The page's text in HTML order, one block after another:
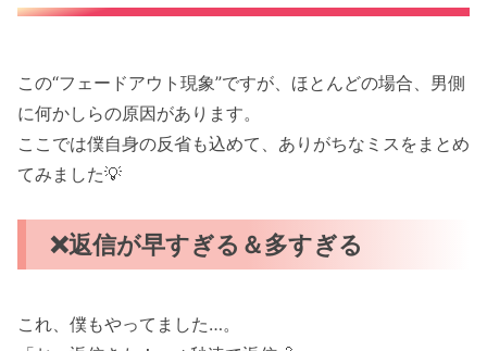
この“フェードアウト現象”ですが、ほとんどの場合、男側
に何かしらの原因があります。
ここでは僕自身の反省も込めて、ありがちなミスをまとめ
てみました💡
❌返信が早すぎる＆多すぎる
これ、僕もやってました…。